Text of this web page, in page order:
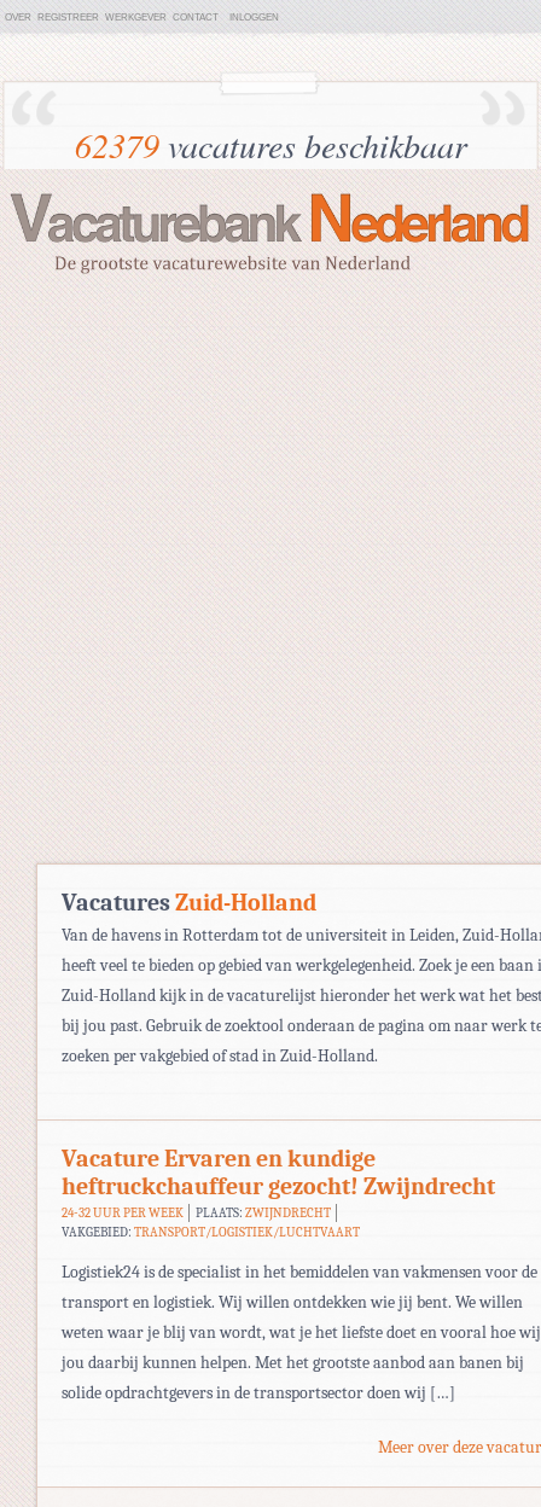
OVER REGISTREER WERKGEVER CONTACT INLOGGEN
62379vacatures beschikbaar
VacaturesZuid-Holland
Van de havens in Rotterdam tot de universiteit in Leiden, Zuid-
heeft veel te bieden op gebied van werkgelegenheid. Zoek je een baan
Zuid-Holland kijk in de vacaturelijst hieronder het werk wat het
bij jou past. Gebruik de zoektool onderaan de pagina om naar werk
zoeken per vakgebied of stad in Zuid-Holland.
Vacature Ervaren en kundige
heftruckchauffeur gezocht! Zwijndrecht
24-32 UUR PER WEEK PLAATS: ZWIJNDRECHT
VAKGEBIED: TRANSPORT/LOGISTIEK/LUCHTVAART
Logistiek24 is de specialist in het bemiddelen van vakmensen voor de
transport en logistiek. Wij willen ontdekken wie jij bent. We willen
weten waar je blij van wordt, wat je het liefste doet en vooral hoe wij
jou daarbij kunnen helpen. Met het grootste aanbod aan banen bij
solide opdrachtgevers in de transportsector doen wij […]
Meer over deze